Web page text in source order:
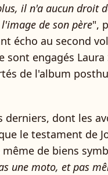
il n'a aucun droit
de son père",
écho au second
sont engagés
de l'album
derniers, dont les
le testament de
de biens
une moto, et pas